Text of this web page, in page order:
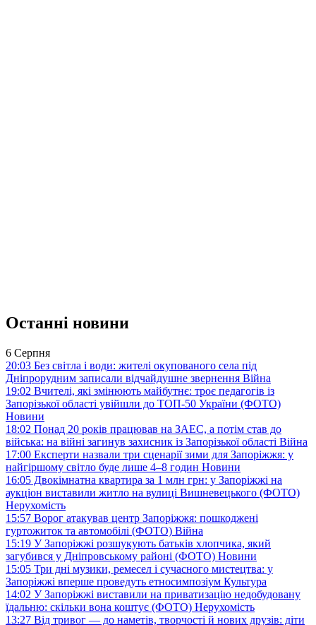
Останні новини
6 Серпня
20:03 Без світла і води: жителі окупованого села під
Дніпрорудним записали відчайдушне звернення Війна
19:02 Вчителі, які змінюють майбутнє: троє педагогів із
Запорізької області увійшли до ТОП-50 України (ФОТО)
Новини
18:02 Понад 20 років працював на ЗАЕС, а потім став до
війська: на війні загинув захисник із Запорізької області Війна
17:00 Експерти назвали три сценарії зими для Запоріжжя: у
найгіршому світло буде лише 4–8 годин Новини
16:05 Двокімнатна квартира за 1 млн грн: у Запоріжжі на
аукціон виставили житло на вулиці Вишневецького (ФОТО)
Нерухомість
15:57 Ворог атакував центр Запоріжжя: пошкоджені
гуртожиток та автомобілі (ФОТО) Війна
15:19 У Запоріжжі розшукують батьків хлопчика, який
загубився у Дніпровському районі (ФОТО) Новини
15:05 Три дні музики, ремесел і сучасного мистецтва: у
Запоріжжі вперше проведуть етносимпозіум Культура
14:02 У Запоріжжі виставили на приватизацію недобудовану
їдальню: скільки вона коштує (ФОТО) Нерухомість
13:27 Від тривог — до наметів, творчості й нових друзів: діти